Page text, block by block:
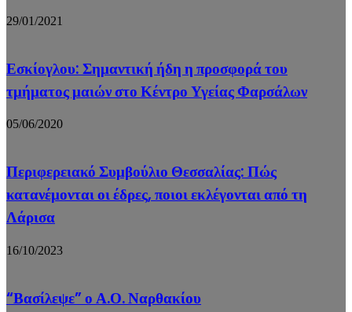
29/01/2021
Εσκίογλου: Σημαντική ήδη η προσφορά του
τμήματος μαιών στο Κέντρο Υγείας Φαρσάλων
05/06/2020
Περιφερειακό Συμβούλιο Θεσσαλίας: Πώς
κατανέμονται οι έδρες, ποιοι εκλέγονται από τη
Λάρισα
16/10/2023
“Βασίλεψε” ο Α.Ο. Ναρθακίου